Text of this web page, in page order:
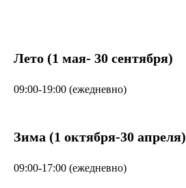
Лето (1 мая- 30 сентября)
09:00-19:00 (ежедневно)
Зима (1 октября-30 апреля)
09:00-17:00 (ежедневно)